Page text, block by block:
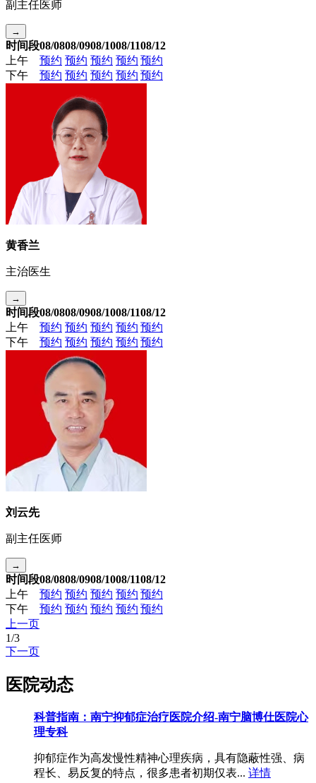
副主任医师
→
时间段08/0808/0908/1008/1108/12
上午
预约 预约 预约 预约 预约
下午
预约 预约 预约 预约 预约
黄香兰
主治医生
→
时间段08/0808/0908/1008/1108/12
上午
预约 预约 预约 预约 预约
下午
预约 预约 预约 预约 预约
刘云先
副主任医师
→
时间段08/0808/0908/1008/1108/12
上午
预约 预约 预约 预约 预约
下午
预约 预约 预约 预约 预约
上一页
1/3
下一页
医院动态
科普指南：南宁抑郁症治疗医院介绍-南宁脑博仕医院心
理专科
抑郁症作为高发慢性精神心理疾病，具有隐蔽性强、病
程长、易反复的特点，很多患者初期仅表... 详情